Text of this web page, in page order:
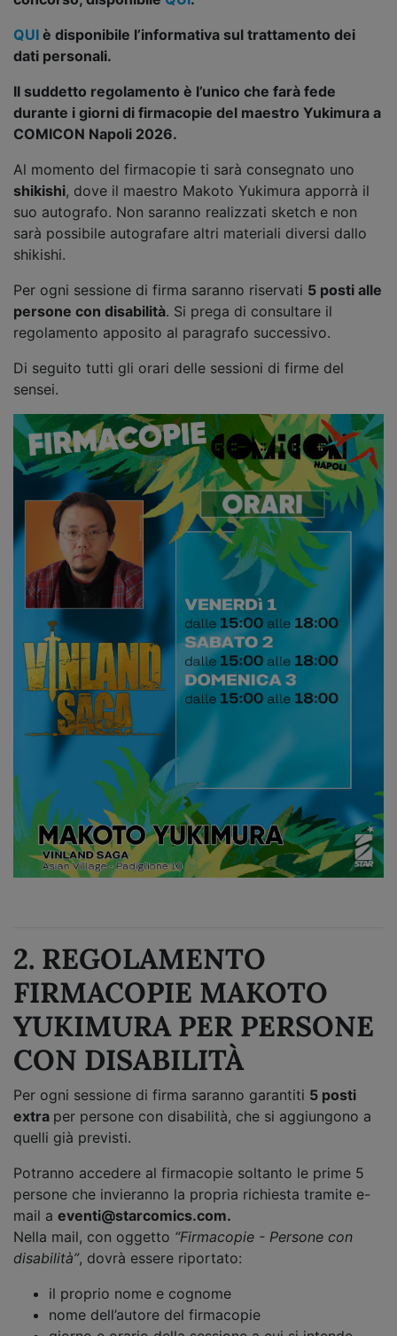
QUI è disponibile l’informativa sul trattamento dei
dati personali.
Il suddetto regolamento è l’unico che farà fede
durante i giorni di firmacopie del maestro Yukimura a
COMICON Napoli 2026.
Al momento del firmacopie ti sarà consegnato uno
shikishi, dove il maestro Makoto Yukimura apporrà il
suo autografo. Non saranno realizzati sketch e non
sarà possibile autografare altri materiali diversi dallo
shikishi.
Per ogni sessione di firma saranno riservati 5 posti alle
persone con disabilità. Si prega di consultare il
regolamento apposito al paragrafo successivo.
Di seguito tutti gli orari delle sessioni di firme del
sensei.
2. REGOLAMENTO
FIRMACOPIE MAKOTO
YUKIMURA PER PERSONE
CON DISABILITÀ
Per ogni sessione di firma saranno garantiti 5 posti
extra per persone con disabilità, che si aggiungono a
quelli già previsti.
Potranno accedere al firmacopie soltanto le prime 5
persone che invieranno la propria richiesta tramite e-
mail a eventi@starcomics.com.
Nella mail, con oggetto “Firmacopie - Persone con
disabilità”, dovrà essere riportato:
il proprio nome e cognome
nome dell’autore del firmacopie